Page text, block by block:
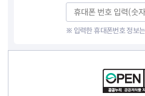
※ 입력한 휴대폰번호 정보